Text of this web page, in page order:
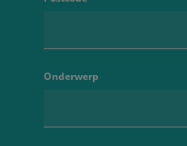
Onderwerp